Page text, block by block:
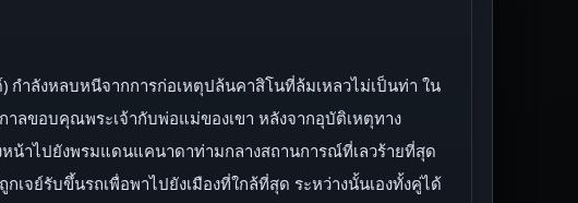
กำลังหลบหนีจากการก่อเหตุปล้นคาสิโนที่ล้มเหลวไม่เป็นท่า ใน
ลขอบคุณพระเจ้ากับพ่อแม่ของเขา หลังจากอุบัติเหตุทาง
าไปยังพรมแดนแคนาดาท่ามกลางสถานการณ์ที่เลวร้ายที่สุด
จย์รับขึ้นรถเพื่อพาไปยังเมืองที่ใกล้ที่สุด ระหว่างนั้นเองทั้งคู่ได้